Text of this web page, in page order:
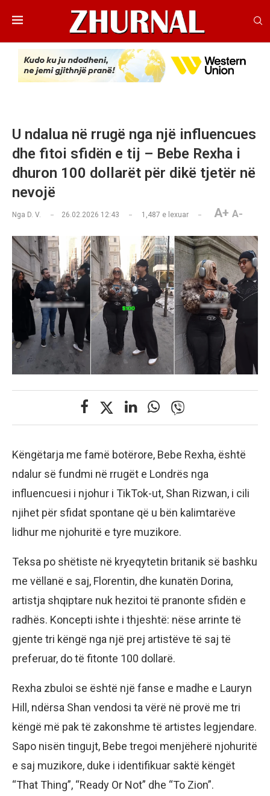
U ndalua në rrugë nga një influencues
dhe fitoi sfidën e tij – Bebe Rexha i
dhuron 100 dollarët për dikë tjetër në
nevojë
Nga D. V. 26.02.2026 12:43 1,487 e lexuar A+ A-
Këngëtarja me famë botërore, Bebe Rexha, është
ndalur së fundmi në rrugët e Londrës nga
influencuesi i njohur i TikTok-ut, Shan Rizwan, i cili
njihet për sfidat spontane që u bën kalimtarëve
lidhur me njohuritë e tyre muzikore.
Teksa po shëtiste në kryeqytetin britanik së bashku
me vëllanë e saj, Florentin, dhe kunatën Dorina,
artistja shqiptare nuk hezitoi të pranonte sfidën e
radhës. Koncepti ishte i thjeshtë: nëse arrinte të
gjente tri këngë nga një prej artistëve të saj të
preferuar, do të fitonte 100 dollarë.
Rexha zbuloi se është një fanse e madhe e Lauryn
Hill, ndërsa Shan vendosi ta vërë në provë me tri
këngë më pak të zakonshme të artistes legjendare.
Sapo nisën tingujt, Bebe tregoi menjëherë njohuritë
e saj muzikore, duke i identifikuar saktë këngët
“That Thing”, “Ready Or Not” dhe “To Zion”.